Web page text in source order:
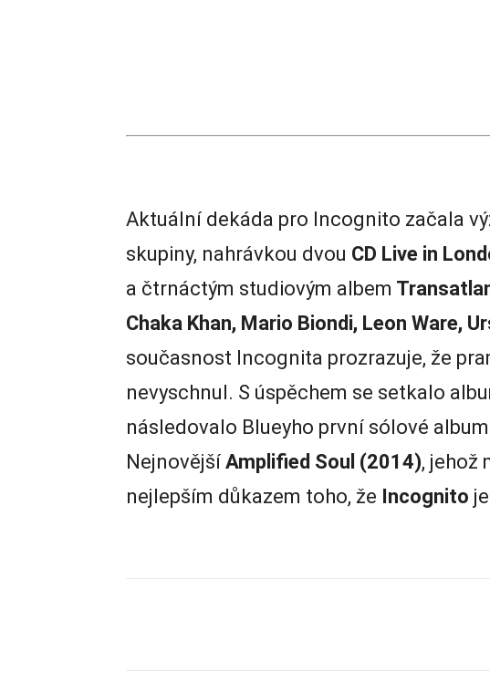
Aktuální dekáda pro Incognito začala
skupiny, nahrávkou dvou CD Live in
a čtrnáctým studiovým albem
Chaka Khan, Mario Biondi, Leon Ware,
současnost Incognita prozrazuje, že
nevyschnul. S úspěchem se setkalo
následovalo Blueyho první sólové album
Nejnovější Amplified Soul (2014), jehož
nejlepším důkazem toho, že Incognito